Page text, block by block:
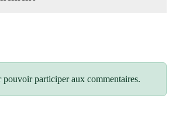
pouvoir participer aux commentaires.